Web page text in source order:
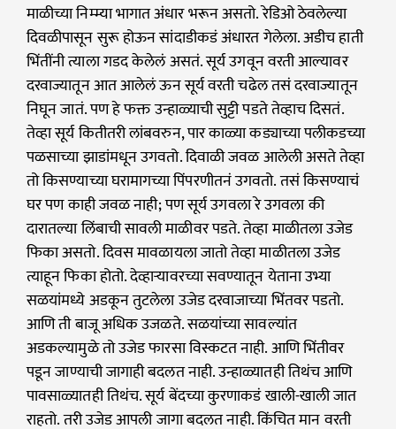
माळीच्या निम्म्या भागात अंधार भरून असतो. रेडिओ ठेवलेल्या
दिवळीपासून सुरू होऊन सांदाडीकडं अंधारत गेलेला. अडीच हाती
भिंतींनी त्याला गडद केलेलं असतं. सूर्य उगवून वरती आल्यावर
दरवाज्यातून आत आलेलं ऊन सूर्य वरती चढेल तसं दरवाज्यातून
निघून जातं. पण हे फक्त उन्हाळ्याची सुट्टी पडते तेव्हाच दिसतं.
तेव्हा सूर्य कितीतरी लांबवरुन, पार काळ्या कड्याच्या पलीकडच्या
पळसाच्या झाडांमधून उगवतो. दिवाळी जवळ आलेली असते तेव्हा
तो किसण्याच्या घरामागच्या पिंपरणीतनं उगवतो. तसं किसण्याचं
घर पण काही जवळ नाही; पण सूर्य उगवला रे उगवला की
दारातल्या लिंबाची सावली माळीवर पडते. तेव्हा माळीतला उजेड
फिका असतो. दिवस मावळायला जातो तेव्हा माळीतला उजेड
त्याहून फिका होतो. देव्हाऱ्यावरच्या सवण्यातून येताना उभ्या
सळयांमध्ये अडकून तुटलेला उजेड दरवाजाच्या भिंतवर पडतो.
आणि ती बाजू अधिक उजळते. सळयांच्या सावल्यांत
अडकल्यामुळे तो उजेड फारसा विस्कटत नाही. आणि भिंतीवर
पडून जाण्याची जागाही बदलत नाही. उन्हाळ्यातही तिथंच आणि
पावसाळ्यातही तिथंच. सूर्य बेंदच्या कुरणाकडं खाली-खाली जात
राहतो. तरी उजेड आपली जागा बदलत नाही. किंचित मान वरती